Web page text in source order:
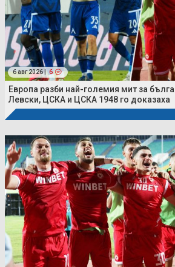
6 авг 2026 | 6
Европа разби най-големия мит за
Левски, ЦСКА и ЦСКА 1948 го доказаха